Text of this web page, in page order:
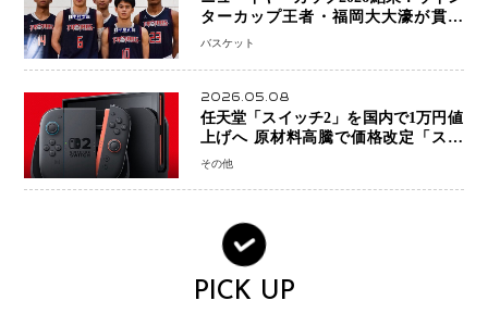
ターカップ王者・福岡大大濠が貫禄
V！ 東山は“背番号継承”で新たな物語
バスケット
2026.05.08
任天堂「スイッチ2」を国内で1万円値
上げへ 原材料高騰で価格改定「スイ
ッチオンライン」も引き上げ
その他
PICK UP